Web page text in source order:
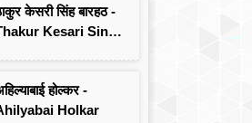
केसरी सिंह बारहठ -
Kesari Singh
होल्कर -
Holkar